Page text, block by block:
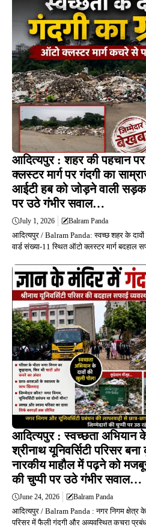
आदित्यपुर : शहर की पहचान
क्लस्टर मार्ग पर गंदगी का
आईटी हब को जोड़ने वाली
पर उठे गंभीर सवाल…
July 1, 2026 Balram Panda
आदित्यपुर / Balram Panda: स्वच्छ शहर के
वार्ड संख्या-11 स्थित ऑटो क्लस्टर मार्ग बदहाल
आदित्यपुर : स्वच्छता अभियान के
श्रीनाथ यूनिवर्सिटी परिसर
नारकीय माहौल में पढ़ने को
की चुप्पी पर उठे गंभीर सवाल…
June 24, 2026 Balram Panda
आदित्यपुर / Balram Panda : नगर निगम क्षेत्र के
परिसर में फैली गंदगी और अव्यवस्थित कचरा